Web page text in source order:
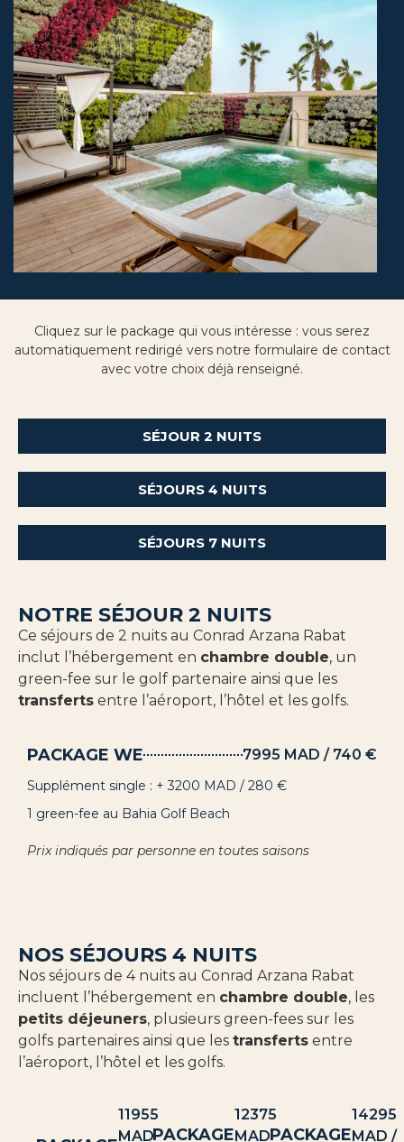
Cliquez sur le package qui vous intéresse : vous serez
automatiquement redirigé vers notre formulaire de contact
avec votre choix déjà renseigné.
SÉJOUR 2 NUITS
SÉJOURS 4 NUITS
SÉJOURS 7 NUITS
NOTRE SÉJOUR 2 NUITS
Ce séjours de 2 nuits au Conrad Arzana Rabat
inclut l’hébergement en chambre double, un
green-fee sur le golf partenaire ainsi que les
transferts entre l’aéroport, l’hôtel et les golfs.
PACKAGE WE 7995 MAD / 740 €
Supplément single : + 3200 MAD / 280 €
1 green-fee au Bahia Golf Beach
Prix indiqués par personne en toutes saisons
NOS SÉJOURS 4 NUITS
Nos séjours de 4 nuits au Conrad Arzana Rabat
incluent l’hébergement en chambre double, les
petits déjeuners, plusieurs green-fees sur les
golfs partenaires ainsi que les transferts entre
l’aéroport, l’hôtel et les golfs.
11955
MADPACKAGE
12375
MADPACKAGE
14295
MAD /